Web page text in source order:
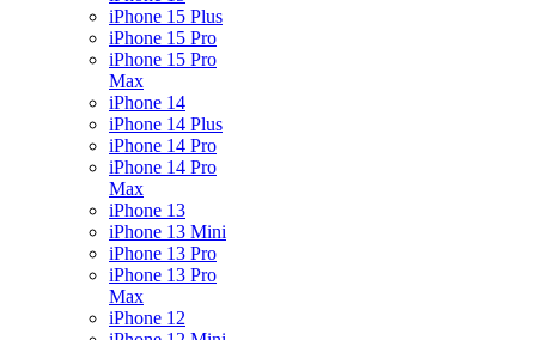
iPhone 15 Plus
iPhone 15 Pro
iPhone 15 Pro
Max
iPhone 14
iPhone 14 Plus
iPhone 14 Pro
iPhone 14 Pro
Max
iPhone 13
iPhone 13 Mini
iPhone 13 Pro
iPhone 13 Pro
Max
iPhone 12